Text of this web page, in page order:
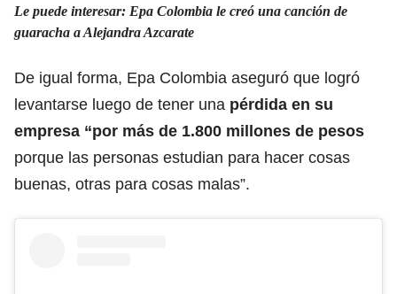
Le puede interesar: Epa Colombia le creó una canción de
guaracha a Alejandra Azcarate
De igual forma, Epa Colombia aseguró que logró
levantarse luego de tener una pérdida en su
empresa “por más de 1.800 millones de pesos
porque las personas estudian para hacer cosas
buenas, otras para cosas malas”.